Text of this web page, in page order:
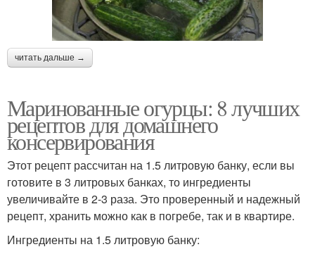
читать дальше →
Маринованные огурцы: 8 лучших
рецептов для домашнего
консервирования
Этот рецепт рассчитан на 1.5 литровую банку, если вы
готовите в 3 литровых банках, то ингредиенты
увеличивайте в 2-3 раза. Это проверенный и надежный
рецепт, хранить можно как в погребе, так и в квартире.
Ингредиенты на 1.5 литровую банку: